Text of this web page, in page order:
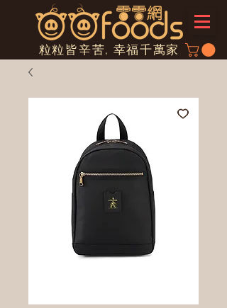
粒粒皆辛苦, 幸福千萬家